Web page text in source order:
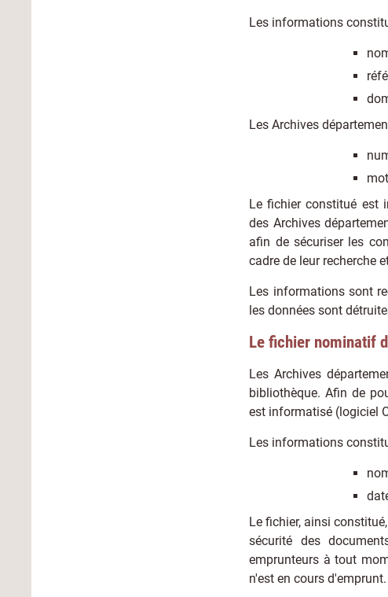
Les informations
Les Archives
Le fichier constitué est
des Archives
afin de sécuriser les
cadre de leur recherche
Les informations sont
les données sont
Le fichier nominatif
Les Archives
bibliothèque. Afin de
est informatisé (logiciel
Les informations
Le fichier, ainsi
sécurité des
emprunteurs à tout
n'est en cours